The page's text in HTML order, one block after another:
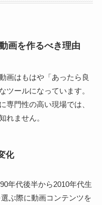
画を作るべき理由
画はもはや「あったら良
ツールになっています。
専門性の高い現場では、
れません。
化
年代後半から2010年代生
ぶ際に動画コンテンツを